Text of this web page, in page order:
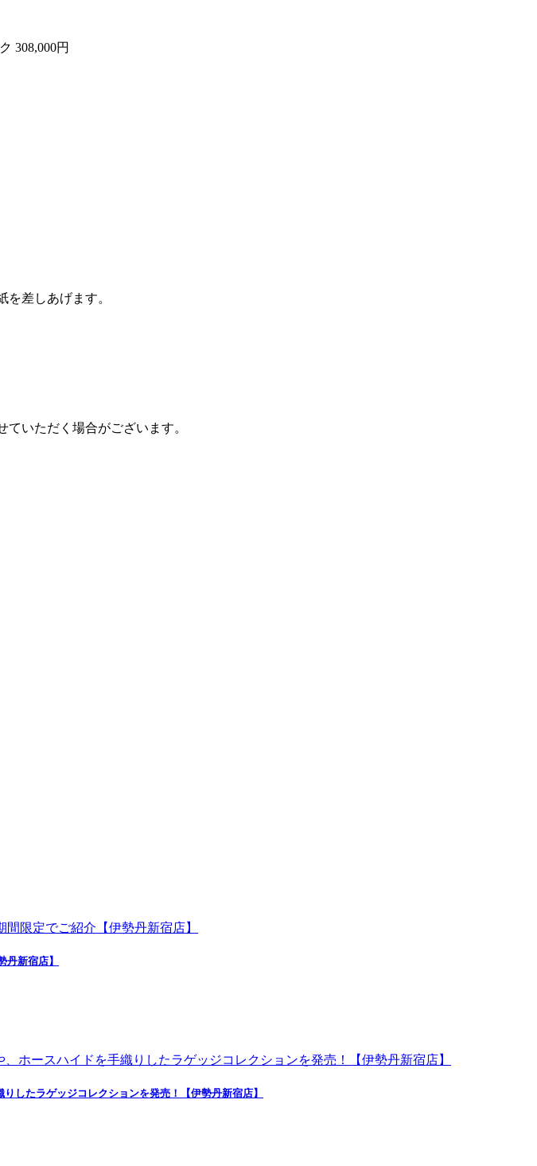
308,000円
差しあげます。
いただく場合がございます。
新宿店】
したラゲッジコレクションを発売！【伊勢丹新宿店】